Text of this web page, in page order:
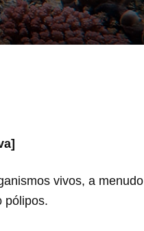
vivos, a menudo
pólipos.